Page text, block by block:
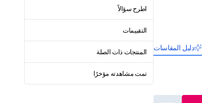
دليل المقاسات
اطرح سؤالاً
التقييمات
المنتجات ذات الصلة
تمت مشاهدته مؤخرًا